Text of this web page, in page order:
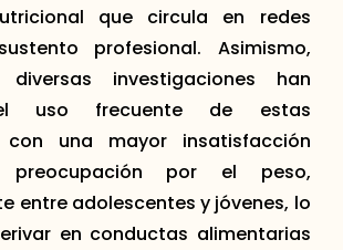
que circula en redes
profesional. Asimismo,
investigaciones han
uso frecuente de estas
con una mayor insatisfacción
por el peso,
entre adolescentes y jóvenes, lo
en conductas alimentarias